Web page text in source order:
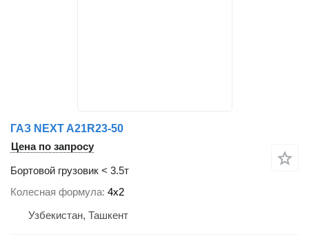
ГАЗ NEXT A21R23-50
Цена по запросу
Бортовой грузовик < 3.5т
Колесная формула 4x2
Узбекистан, Ташкент